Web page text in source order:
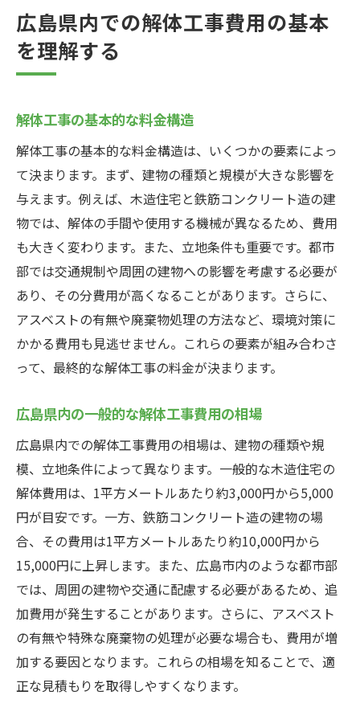
予算を立てる際のポイント
解体工事の費用を抑えるための賢い選択とは
複数の業者から見積もりを取る重要性
DIY解体のメリットとデメリット
オフシーズンの利用による費用削減
費用対効果の高い業者の見分け方
契約時の交渉ポイント
広島県で解体工事を依頼する際の注意点
事前に現場調査を依頼するべき理由
契約書の細かい部分を確認する
トラブルを防ぐための業者選び
工事中に発生する可能性のある問題
近隣住民への事前告知の重要性
解体工事の見積もりを取る際に確認すべきポイ
ント
見積もりの内訳を詳しくチェック
追加料金の発生条件を確認
作業日程と工期の確認
業者の過去の実績を調査
見積もりの有効期間を理解する
比較検討するためのチェックリスト
広島県の解体工事業者を選ぶ際の重要な基準
業者の資格と認可を確認
過去の口コミや評価を見る
広島県内での解体工事費用の基本
を理解する
解体工事の基本的な料金構造
解体工事の基本的な料金構造は、いくつかの要素によっ
て決まります。まず、建物の種類と規模が大きな影響を
与えます。例えば、木造住宅と鉄筋コンクリート造の建
物では、解体の手間や使用する機械が異なるため、費用
も大きく変わります。また、立地条件も重要です。都市
部では交通規制や周囲の建物への影響を考慮する必要が
あり、その分費用が高くなることがあります。さらに、
アスベストの有無や廃棄物処理の方法など、環境対策に
かかる費用も見逃せません。これらの要素が組み合わさ
って、最終的な解体工事の料金が決まります。
広島県内の一般的な解体工事費用の相場
広島県内での解体工事費用の相場は、建物の種類や規
模、立地条件によって異なります。一般的な木造住宅の
解体費用は、1平方メートルあたり約3,000円から5,000
円が目安です。一方、鉄筋コンクリート造の建物の場
合、その費用は1平方メートルあたり約10,000円から
15,000円に上昇します。また、広島市内のような都市部
では、周囲の建物や交通に配慮する必要があるため、追
加費用が発生することがあります。さらに、アスベスト
の有無や特殊な廃棄物の処理が必要な場合も、費用が増
加する要因となります。これらの相場を知ることで、適
正な見積もりを取得しやすくなります。